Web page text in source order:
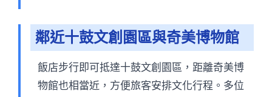
鄰近十鼓文創園區與奇美博物館
飯店步行即可抵達十鼓文創園區，距離奇美博
物館也相當近，方便旅客安排文化行程。多位